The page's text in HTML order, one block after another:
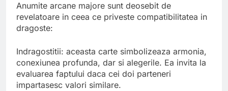
Anumite arcane majore sunt deosebit de
revelatoare in ceea ce priveste compatibilitatea in
dragoste:
Indragostitii: aceasta carte simbolizeaza armonia,
conexiunea profunda, dar si alegerile. Ea invita la
evaluarea faptului daca cei doi parteneri
impartasesc valori similare.